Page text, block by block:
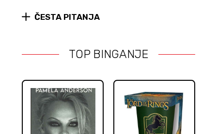
ČESTA PITANJA
TOP BINGANJE